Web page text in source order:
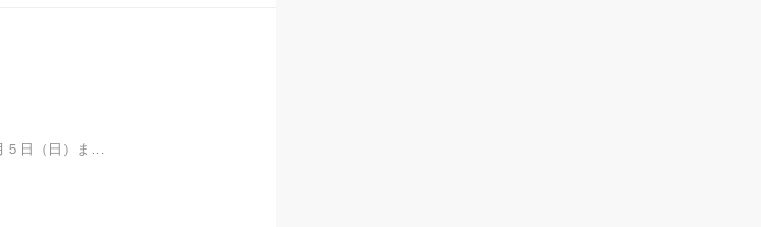
５日（日）ま…